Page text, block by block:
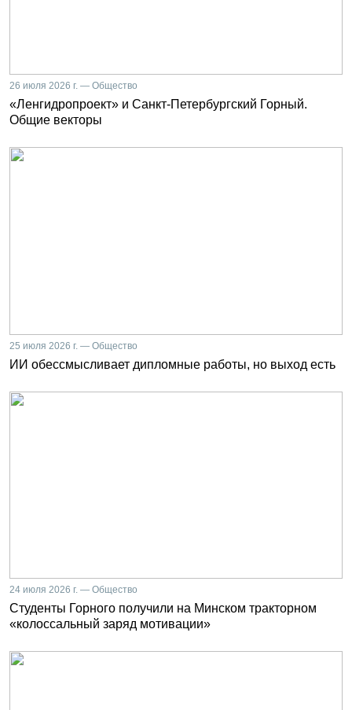
26 июля 2026 г. — Общество
«Ленгидропроект» и Санкт-Петербургский Горный.
Общие векторы
25 июля 2026 г. — Общество
ИИ обессмысливает дипломные работы, но выход есть
24 июля 2026 г. — Общество
Студенты Горного получили на Минском тракторном
«колоссальный заряд мотивации»